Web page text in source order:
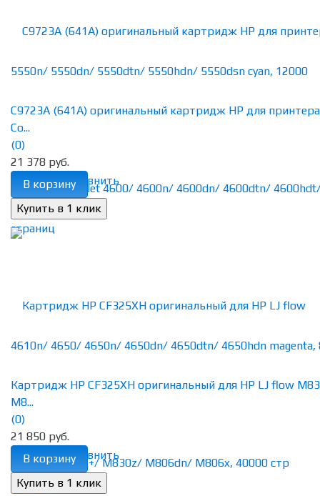
избранное сравнить
C9723A (641A) оригинальный картридж HP для
Co...
(0)
21 378 руб.
В корзину
избранное сравнить
Картридж HP CF325XH оригинальный для HP LJ flow
M8...
(0)
21 850 руб.
В корзину